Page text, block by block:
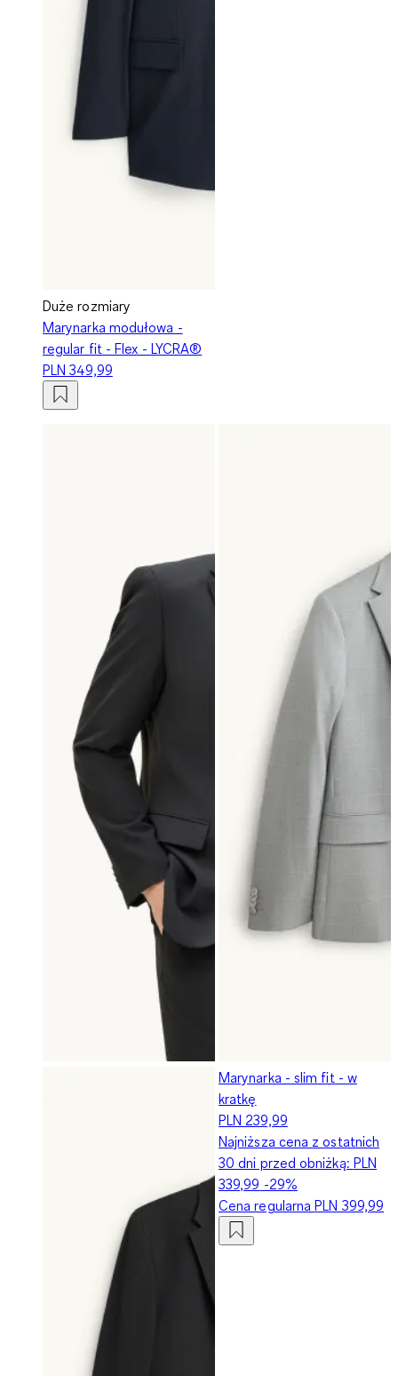
Duże rozmiary
Marynarka modułowa -
regular fit - Flex - LYCRA®
PLN 349,99
Marynarka - slim fit - w
kratkę
PLN 239,99
Najniższa cena z ostatnich
30 dni przed obniżką: PLN
339,99 -29%
Cena regularnaPLN 399,99